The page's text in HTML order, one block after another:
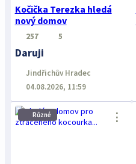
Kočička Terezka hledá
nový domov
257 5
Daruji
Jindřichův Hradec
04.08.2026, 11:59
Různé ⋮